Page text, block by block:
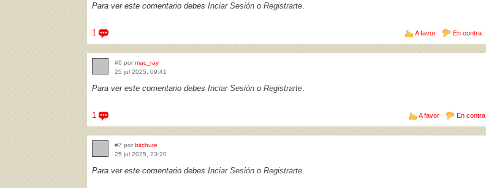
Para ver este comentario debes Inciar Sesión o Registrarte.
1 A favor En contra
#6 por mac_ray
25 jul 2025, 09:41
Para ver este comentario debes Inciar Sesión o Registrarte.
1 A favor En contra
#7 por bitchute
25 jul 2025, 23:20
Para ver este comentario debes Inciar Sesión o Registrarte.